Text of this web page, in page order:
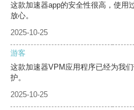
这款加速器app的安全性很高，使用
放心。
2025-10-25
游客
这款加速器VPM应用程序已经为我
护。
2025-10-25